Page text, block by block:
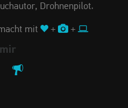
Drohnenpilot.
mit + +